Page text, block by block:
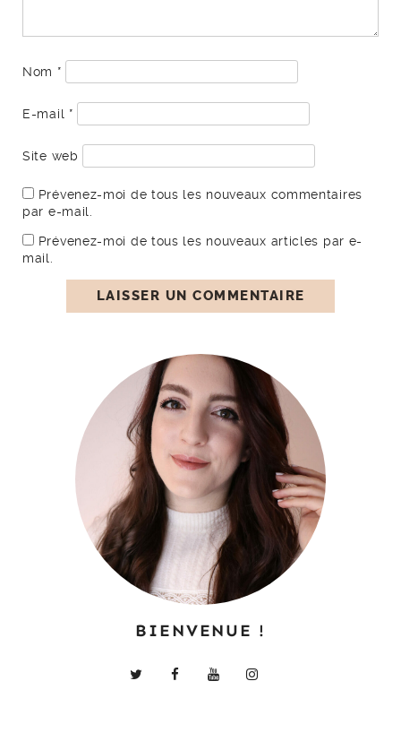
Nom *
E-mail *
Site web
Prévenez-moi de tous les nouveaux commentaires
par e-mail.
Prévenez-moi de tous les nouveaux articles par e-
mail.
BIENVENUE !